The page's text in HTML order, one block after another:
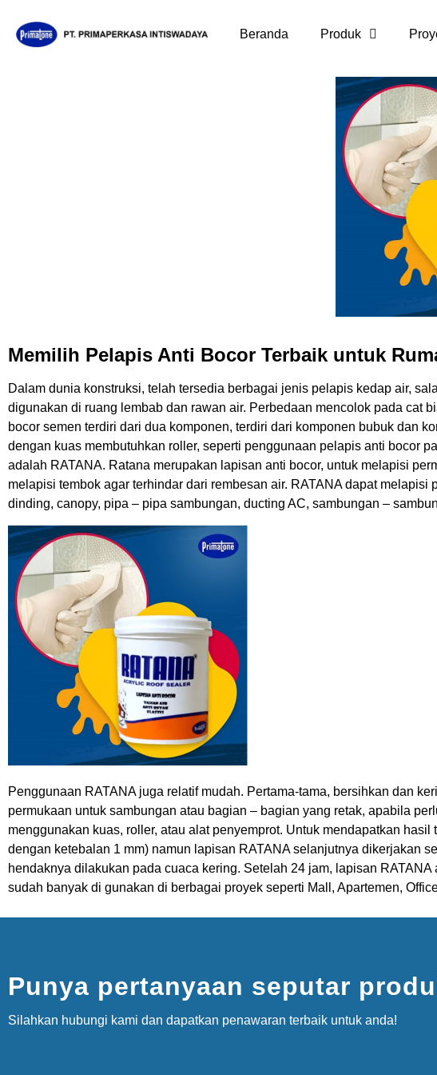
Beranda Produk
Memilih Pelapis Anti Bocor Terbaik untuk
Dalam dunia konstruksi, telah tersedia berbagai jenis pelapis kedap air,
digunakan di ruang lembab dan rawan air. Perbedaan mencolok pada cat
bocor semen terdiri dari dua komponen, terdiri dari komponen bubuk dan
dengan kuas membutuhkan roller, seperti penggunaan pelapis anti bocor
adalah RATANA. Ratana merupakan lapisan anti bocor, untuk melapisi
melapisi tembok agar terhindar dari rembesan air. RATANA dapat
dinding, canopy, pipa – pipa sambungan, ducting AC, sambungan –
Penggunaan RATANA juga relatif mudah. Pertama-tama, bersihkan dan
permukaan untuk sambungan atau bagian – bagian yang retak, apabila
menggunakan kuas, roller, atau alat penyemprot. Untuk mendapatkan
dengan ketebalan 1 mm) namun lapisan RATANA selanjutnya dikerjakan
hendaknya dilakukan pada cuaca kering. Setelah 24 jam, lapisan
sudah banyak di gunakan di berbagai proyek seperti Mall, Apartemen,
Punya pertanyaan seputar
Silahkan hubungi kami dan dapatkan penawaran terbaik untuk anda!